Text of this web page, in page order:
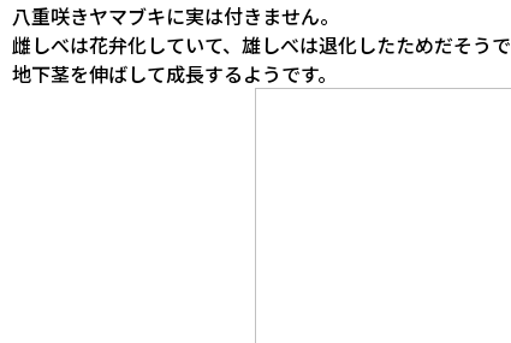
八重咲きヤマブキに実は付きません。
雌しべは花弁化していて、雄しべは退化したためだそうで
地下茎を伸ばして成長するようです。